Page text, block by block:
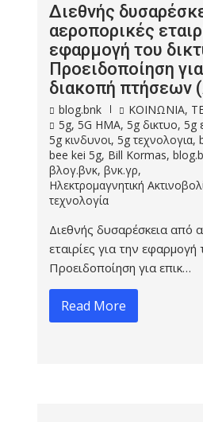
Διεθνής
αεροπορικές
εφαρμογή του
Προειδοποίηση
διακοπή πτήσεων
blog.bnk ΚΟΙΝΩΝΙΑ,
5g, 5G HMA, 5g δικτυο, 5g
5g κινδυνοι, 5g τεχνολογια,
bee kei 5g, Bill Kormas,
βλογ.βνκ, βνκ.γρ,
Ηλεκτρομαγνητική
τεχνολογία
Διεθνής δυσαρέσκεια από
εταιρίες για την εφαρμογή
Προειδοποίηση για επικ…
Read More